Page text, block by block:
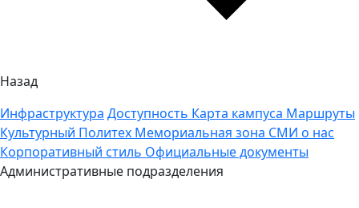
Назад
Инфраструктура Доступность Карта кампуса Маршруты
Культурный Политех Мемориальная зона СМИ о нас
Корпоративный стиль Официальные документы
Административные подразделения